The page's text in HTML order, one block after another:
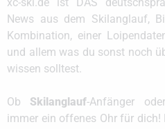
News aus dem Skilanglauf,
Kombination, einer
und allem was du sonst noch
wissen solltest.
Ob Skilanglauf-Anfänger
immer ein offenes Ohr für